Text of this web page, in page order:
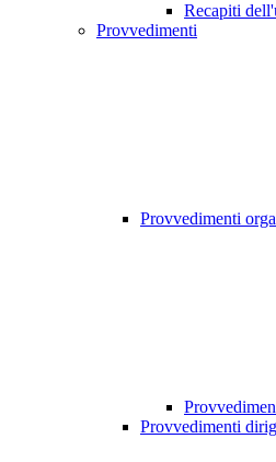
Recapiti
Provvedimenti
Provvedimenti
Provvedimenti